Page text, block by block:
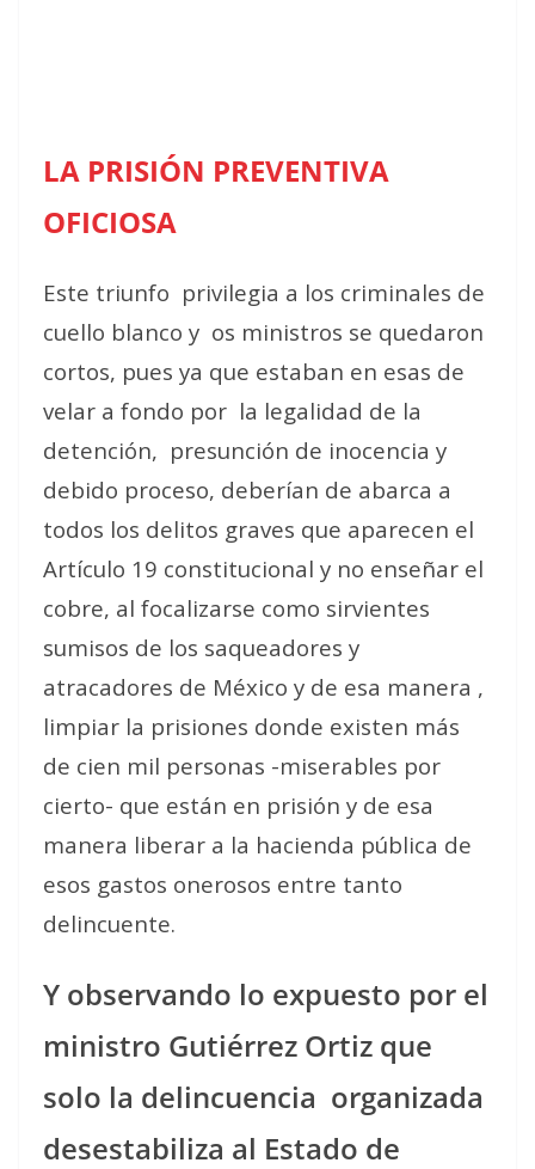
LA PRISIÓN PREVENTIVA
OFICIOSA
Este triunfo privilegia a los criminales de
cuello blanco y os ministros se quedaron
cortos, pues ya que estaban en esas de
velar a fondo por la legalidad de la
detención, presunción de inocencia y
debido proceso, deberían de abarca a
todos los delitos graves que aparecen el
Artículo 19 constitucional y no enseñar el
cobre, al focalizarse como sirvientes
sumisos de los saqueadores y
atracadores de México y de esa manera ,
limpiar la prisiones donde existen más
de cien mil personas -miserables por
cierto- que están en prisión y de esa
manera liberar a la hacienda pública de
esos gastos onerosos entre tanto
delincuente.
Y observando lo expuesto por el
ministro Gutiérrez Ortiz que
solo la delincuencia organizada
desestabiliza al Estado de